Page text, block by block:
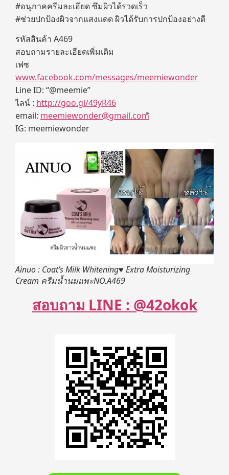
#อนุภาคครีมละเอียด ซึมผิวได้รวดเร็ว
#ช่วยปกป้องผิวจากแสงแดด ผิวได้รับการปกป้องอย่างดี
รหัสสินค้า A469
สอบถามรายละเอียดเพิ่มเติม
เฟซ
www.facebook.com/messages/meemiewonder
Line ID: “@meemie”
ไลน์ : http://goo.gl/49yR46
email: meemiewonder@gmail.com
IG: meemiewonder
Ainuo : Coat’s Milk Whitening♥ Extra Moisturizing
Cream ครีมน้ำนมแพะNO.A469
สอบถาม LINE : @42okok